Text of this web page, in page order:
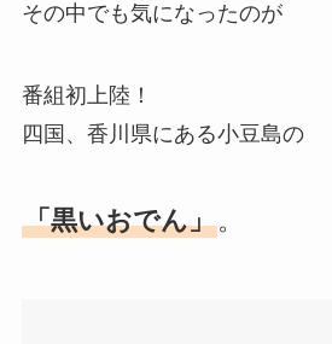
その中でも気になったのが
番組初上陸！
四国、香川県にある小豆島の
「黒いおでん」。